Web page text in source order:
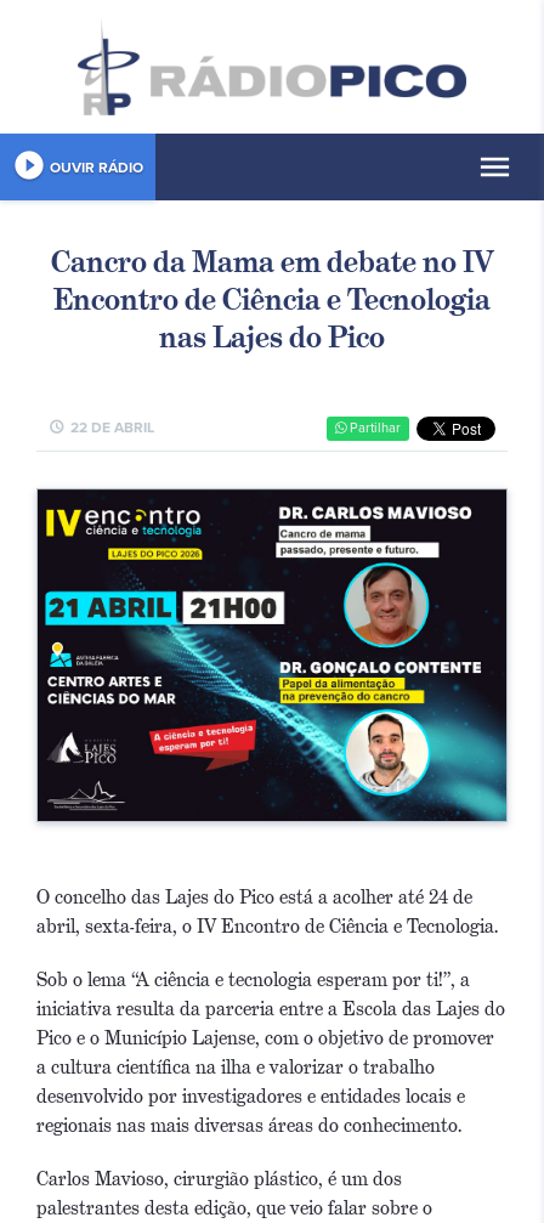
play_circle_filled OUVIR RÁDIO menu
Cancro da Mama em debate no IV
Encontro de Ciência e Tecnologia
nas Lajes do Pico
schedule 22 DE ABRIL Partilhar
O concelho das Lajes do Pico está a acolher até 24 de
abril, sexta-feira, o IV Encontro de Ciência e Tecnologia.
Sob o lema “A ciência e tecnologia esperam por ti!”, a
iniciativa resulta da parceria entre a Escola das Lajes do
Pico e o Município Lajense, com o objetivo de promover
a cultura científica na ilha e valorizar o trabalho
desenvolvido por investigadores e entidades locais e
regionais nas mais diversas áreas do conhecimento.
Carlos Mavioso, cirurgião plástico, é um dos
palestrantes desta edição, que veio falar sobre o